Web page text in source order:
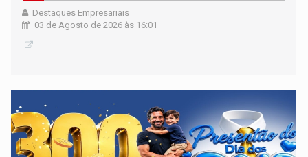
Destaques Empresariais
03 de Agosto de 2026 às 16:01